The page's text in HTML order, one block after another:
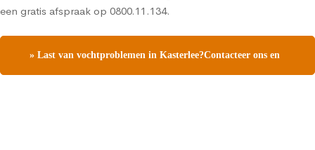
een gratis afspraak op 0800.11.134.
» Last van vochtproblemen in Kasterlee?Contacteer ons en